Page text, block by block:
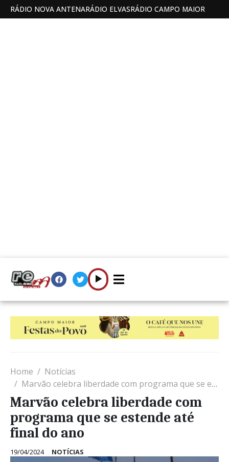
RÁDIO NOVA ANTENARÁDIO ELVASRÁDIO CAMPO MAIOR
Home
Notícias
Marvão celebra liberdade com programa que se estende até final do ano
Marvão celebra liberdade com
programa que se estende até
final do ano
19/04/2024 NOTÍCIAS